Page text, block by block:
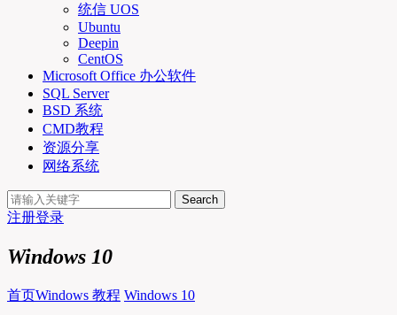
统信 UOS
Ubuntu
Deepin
CentOS
Microsoft Office 办公软件
SQL Server
BSD 系统
CMD教程
资源分享
网络系统
Search
注册登录
Windows 10
首页Windows 教程 Windows 10